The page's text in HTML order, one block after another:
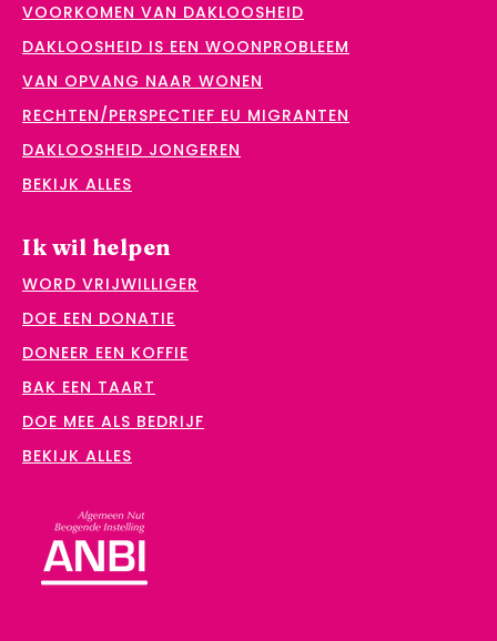
VOORKOMEN VAN DAKLOOSHEID
DAKLOOSHEID IS EEN WOONPROBLEEM
VAN OPVANG NAAR WONEN
RECHTEN/PERSPECTIEF EU MIGRANTEN
DAKLOOSHEID JONGEREN
BEKIJK ALLES
Ik wil helpen
WORD VRIJWILLIGER
DOE EEN DONATIE
DONEER EEN KOFFIE
BAK EEN TAART
DOE MEE ALS BEDRIJF
BEKIJK ALLES